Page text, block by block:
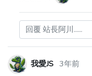
回覆 站長阿川......
我愛JS 3年前